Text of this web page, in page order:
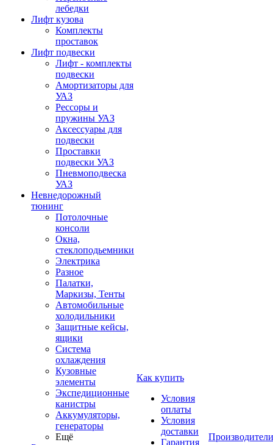
лебедки
Лифт кузова
Комплекты
проставок
Лифт подвески
Лифт - комплекты
подвески
Амортизаторы для
УАЗ
Рессоры и
пружины УАЗ
Аксессуары для
подвески
Проставки
подвески УАЗ
Пневмоподвеска
УАЗ
Невнедорожный
тюнинг
Потолочные
консоли
Окна,
стеклоподьемники
Электрика
Разное
Палатки,
Маркизы, Тенты
Автомобильные
холодильники
Защитные кейсы,
ящики
Система
охлаждения
Кузовные
элементы
Экспедиционные
канистры
Аккумуляторы,
генераторы
Ещё
Как купить
Условия
оплаты
Условия
доставки
Гарантия
Производители